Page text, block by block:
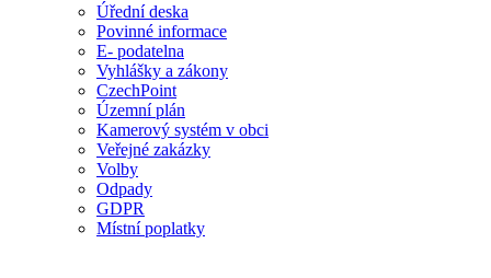
Úřední deska
Povinné informace
E- podatelna
Vyhlášky a zákony
CzechPoint
Územní plán
Kamerový systém v obci
Veřejné zakázky
Volby
Odpady
GDPR
Místní poplatky